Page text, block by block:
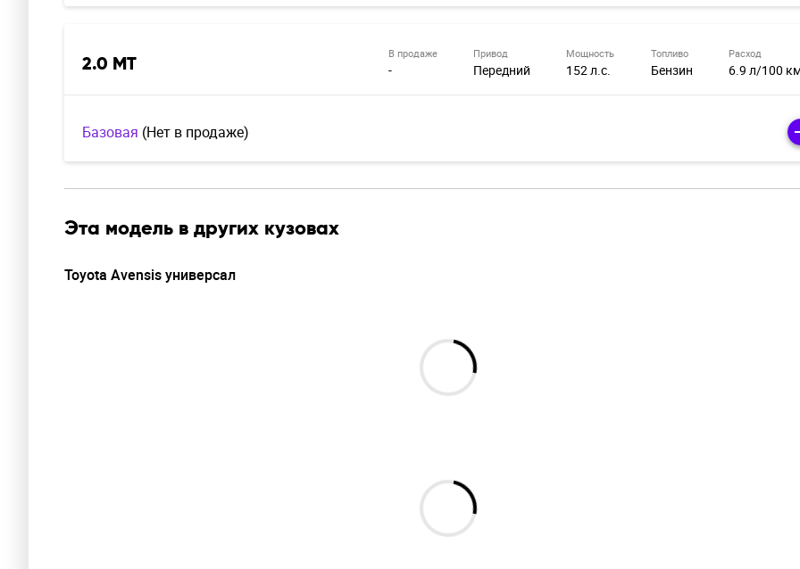
2.0 MT В продаже
-
Привод
Передний
Мощность
152 л.с.
Топливо
Бензин
Расход
6.9 л/100
Базовая (Нет в продаже)
Эта модель в других кузовах
Toyota Avensis универсал